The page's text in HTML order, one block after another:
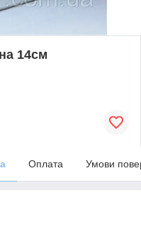
14см
Оплата Умови